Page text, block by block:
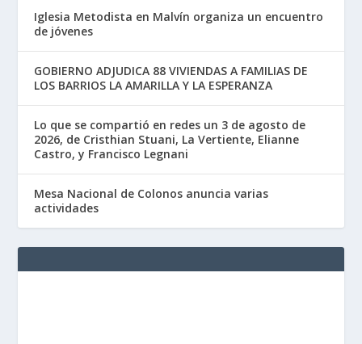
Iglesia Metodista en Malvín organiza un encuentro
de jóvenes
GOBIERNO ADJUDICA 88 VIVIENDAS A FAMILIAS DE
LOS BARRIOS LA AMARILLA Y LA ESPERANZA
Lo que se compartió en redes un 3 de agosto de
2026, de Cristhian Stuani, La Vertiente, Elianne
Castro, y Francisco Legnani
Mesa Nacional de Colonos anuncia varias
actividades